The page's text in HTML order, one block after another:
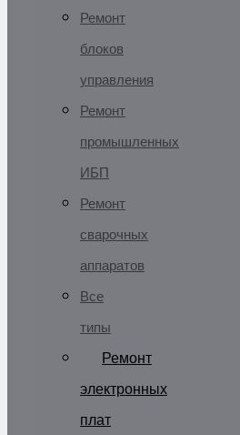
Ремонт
блоков
управления
Ремонт
промышленных
ИБП
Ремонт
сварочных
аппаратов
Все
типы
Ремонт
электронных
плат